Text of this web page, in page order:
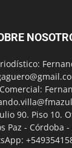
90. Piso 10.
Paz - Córdoba